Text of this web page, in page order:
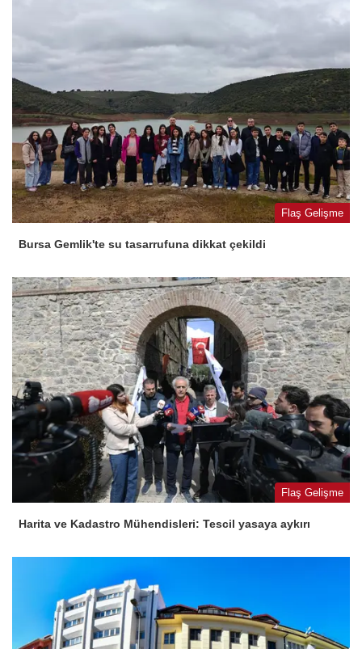
Flaş Gelişme
Bursa Gemlik'te su tasarrufuna dikkat çekildi
Flaş Gelişme
Harita ve Kadastro Mühendisleri: Tescil yasaya aykırı